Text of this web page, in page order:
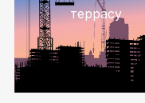
террасу